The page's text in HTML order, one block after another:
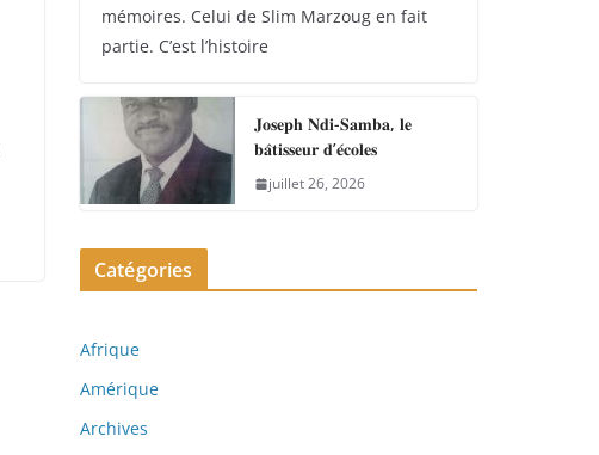
mémoires. Celui de Slim Marzoug en fait
partie. C’est l’histoire
𝐉𝐨𝐬𝐞𝐩𝐡 𝐍𝐝𝐢-𝐒𝐚𝐦𝐛𝐚, 𝐥𝐞
𝐛𝐚̂𝐭𝐢𝐬𝐬𝐞𝐮𝐫 𝐝’𝐞́𝐜𝐨𝐥𝐞𝐬
juillet 26, 2026
Catégories
Afrique
Amérique
Archives